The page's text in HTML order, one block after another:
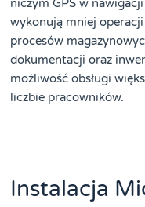
niczym GPS w
wykonują mniej
procesów
dokumentacji oraz
możliwość obsługi
liczbie pracowników.
Instalacja